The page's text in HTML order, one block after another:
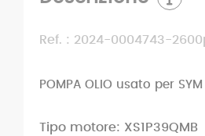
Ref. : 2024-0004743-
POMPA OLIO usato per SYM
Tipo motore: XS1P39QMB